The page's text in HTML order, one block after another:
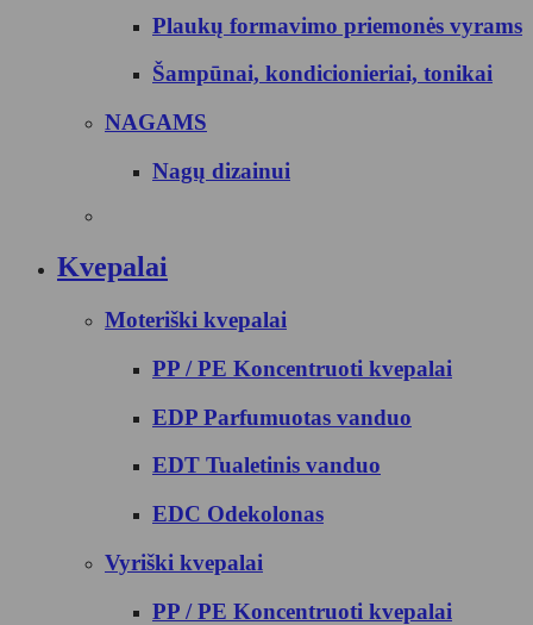
Plaukų formavimo priemonės vyrams
Šampūnai, kondicionieriai, tonikai
NAGAMS
Nagų dizainui
Kvepalai
Moteriški kvepalai
PP / PE Koncentruoti kvepalai
EDP Parfumuotas vanduo
EDT Tualetinis vanduo
EDC Odekolonas
Vyriški kvepalai
PP / PE Koncentruoti kvepalai